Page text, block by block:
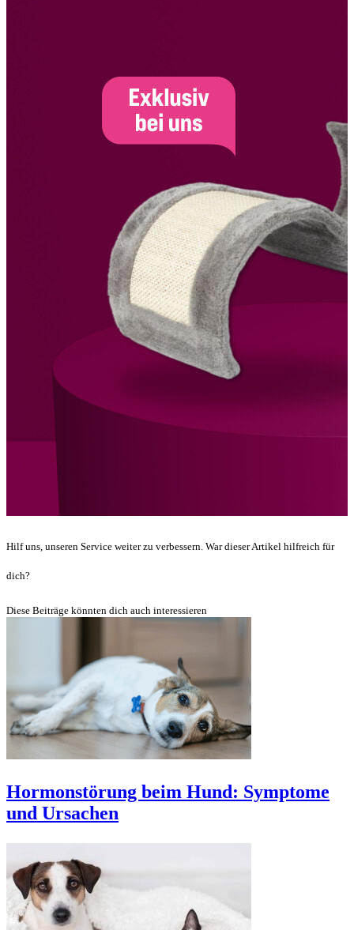
Hilf uns, unseren Service weiter zu verbessern. War dieser Artikel hilfreich für
dich?
Diese Beiträge könnten dich auch interessieren
Hormonstörung beim Hund: Symptome
und Ursachen